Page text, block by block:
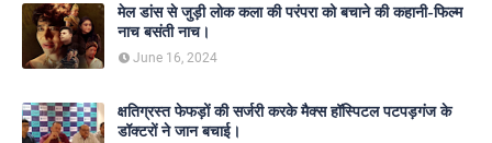
मेल डांस से जुड़ी लोक कला की परंपरा को बचाने की कहानी-फिल्म
नाच बसंती नाच।
June 16, 2024
क्षतिग्रस्त फेफड़ों की सर्जरी करके मैक्स हॉस्पिटल पटपड़गंज के
डॉक्टरों ने जान बचाई।